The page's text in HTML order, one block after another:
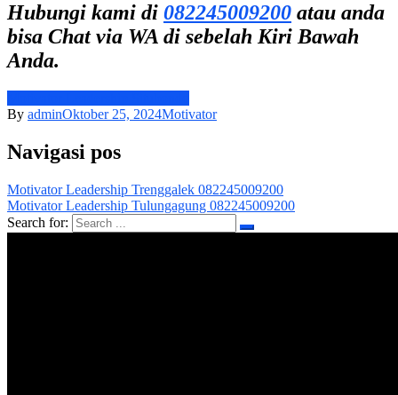
Hubungi kami di 082245009200 atau anda
bisa Chat via WA di sebelah Kiri Bawah
Anda.
By adminOktober 25, 2024Motivator
Navigasi pos
Motivator Leadership Trenggalek 082245009200
Motivator Leadership Tulungagung 082245009200
Search for: